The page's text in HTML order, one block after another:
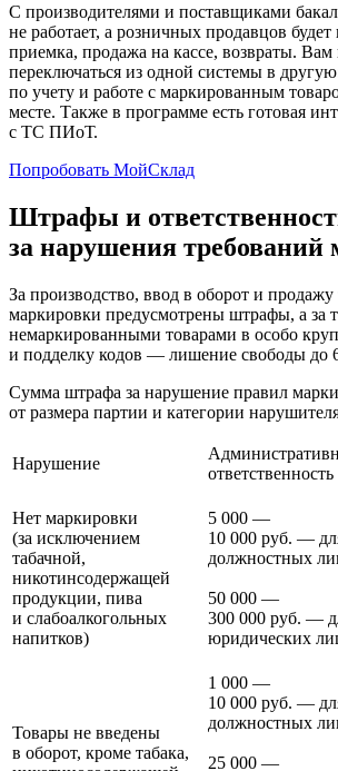
С производителями и поставщиками
не работает, а розничных продавцов
приемка, продажа на кассе, возвраты.
переключаться из одной системы в
по учету и работе с маркированным
месте. Также в программе есть готовая
с ТС ПИоТ.
Попробовать МойСклад
Штрафы и
за нарушения требований
За производство, ввод в оборот и продажу
маркировки предусмотрены штрафы, а за
немаркированными товарами в особо
и подделку кодов — лишение свободы до
Сумма штрафа за нарушение правил
от размера партии и категории
Нарушение
ответственность
Нет маркировки
(за исключением
табачной,
никотинсодержащей
продукции, пива
и слабоалкогольных
напитков)
5 000 —
10 000 руб. —
должностных
50 000 —
300 000 руб. —
юридических
Товары не введены
в оборот, кроме табака,
1 000 —
10 000 руб. —
должностных
25 000 —